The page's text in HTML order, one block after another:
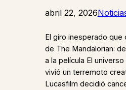
abril 22, 2026
El giro inesperado que
de The Mandalorian:
a la película El
vivió un terremoto
Lucasfilm decidió